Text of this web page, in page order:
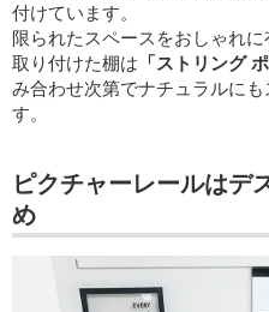
付けています。
限られたスペースをおしゃれ
取り付けた棚は 「ストリング
み合わせ次第でナチュラルに
す。
ピクチャーレールはデ
め